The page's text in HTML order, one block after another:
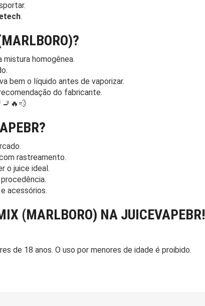
.
mistura homogênea.
bem o líquido antes de vaporizar.
do fabricante.
🚬🔥💨
rastreamento.
o juice ideal.
acessórios.
(MARLBORO) NA JUICEVAPEBR!
de 18 anos. O uso por menores de idade é proibido.